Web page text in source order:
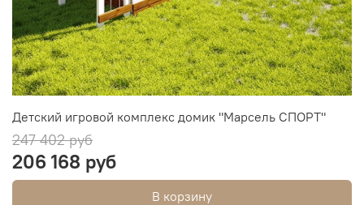
Детский игровой комплекс домик "Марсель СПОРТ"
247 402 руб
206 168 руб
В корзину